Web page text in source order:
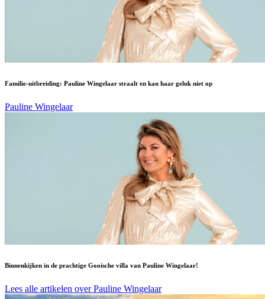
Familie-uitbreiding: Pauline Wingelaar straalt en kan haar geluk niet op
Pauline Wingelaar
Binnenkijken in de prachtige Gooische villa van Pauline Wingelaar!
Lees alle artikelen over Pauline Wingelaar